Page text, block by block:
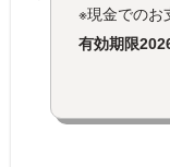
※現金でのお
有効期限